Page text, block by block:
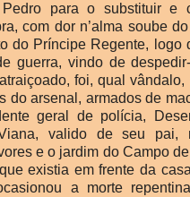
para o substituir e
com dor n’alma soube
do Príncipe Regente, logo
guerra, vindo de
foi, qual
do arsenal, armados de
geral de polícia,
valido de seu pai,
e o jardim do Campo
existia em frente da
a morte